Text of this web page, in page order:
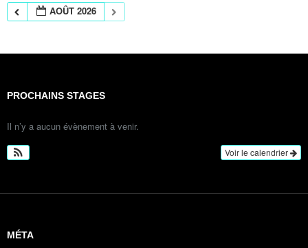
AOÛT 2026
PROCHAINS STAGES
Il n’y a aucun évènement à venir.
Voir le calendrier
MÉTA